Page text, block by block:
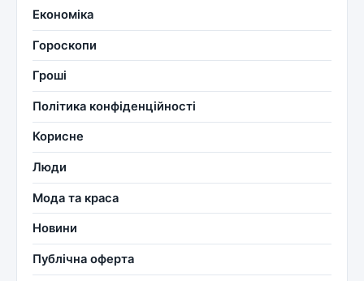
Економіка
Гороскопи
Гроші
Політика конфіденційності
Корисне
Люди
Мода та краса
Новини
Публічна оферта